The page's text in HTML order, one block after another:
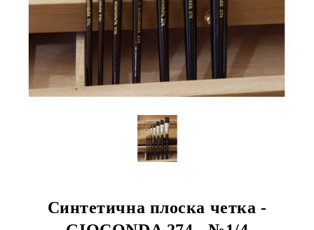
Синтетична плоска четка -